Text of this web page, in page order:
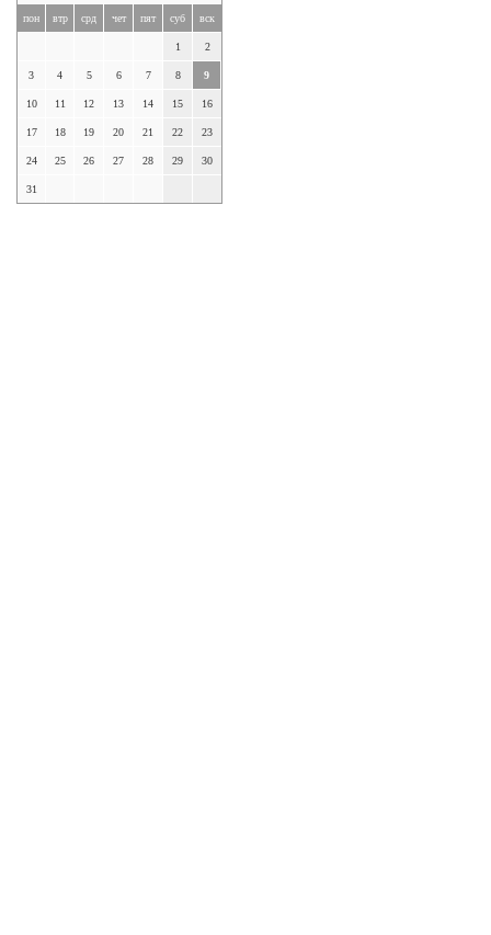
пон втр срд чет пят суб вск
1 2
3 4 5 6 7 8 9
10 11 12 13 14 15 16
17 18 19 20 21 22 23
24 25 26 27 28 29 30
31